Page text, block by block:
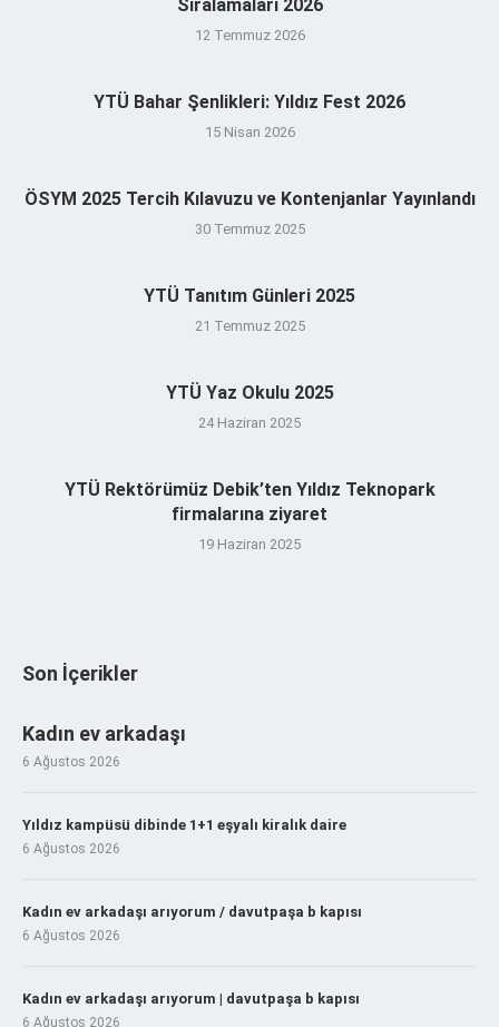
Sıralamaları 2026
12 Temmuz 2026
YTÜ Bahar Şenlikleri: Yıldız Fest 2026
15 Nisan 2026
ÖSYM 2025 Tercih Kılavuzu ve Kontenjanlar Yayınlandı
30 Temmuz 2025
YTÜ Tanıtım Günleri 2025
21 Temmuz 2025
YTÜ Yaz Okulu 2025
24 Haziran 2025
YTÜ Rektörümüz Debik’ten Yıldız Teknopark
firmalarına ziyaret
19 Haziran 2025
Son İçerikler
Kadın ev arkadaşı
6 Ağustos 2026
Yıldız kampüsü dibinde 1+1 eşyalı kiralık daire
6 Ağustos 2026
Kadın ev arkadaşı arıyorum / davutpaşa b kapısı
6 Ağustos 2026
Kadın ev arkadaşı arıyorum | davutpaşa b kapısı
6 Ağustos 2026